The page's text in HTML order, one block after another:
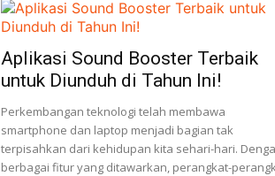
Aplikasi Sound Booster Terbaik
untuk Diunduh di Tahun Ini!
Perkembangan teknologi telah membawa
smartphone dan laptop menjadi bagian tak
terpisahkan dari kehidupan kita sehari-hari.
berbagai fitur yang ditawarkan, perangkat-